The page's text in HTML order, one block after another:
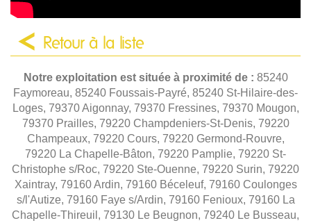
Retour à la liste
Notre exploitation est située à proximité de : 85240
Faymoreau, 85240 Foussais-Payré, 85240 St-Hilaire-des-
Loges, 79370 Aigonnay, 79370 Fressines, 79370 Mougon,
79370 Prailles, 79220 Champdeniers-St-Denis, 79220
Champeaux, 79220 Cours, 79220 Germond-Rouvre,
79220 La Chapelle-Bâton, 79220 Pamplie, 79220 St-
Christophe s/Roc, 79220 Ste-Ouenne, 79220 Surin, 79220
Xaintray, 79160 Ardin, 79160 Béceleuf, 79160 Coulonges
s/l'Autize, 79160 Faye s/Ardin, 79160 Fenioux, 79160 La
Chapelle-Thireuil, 79130 Le Beugnon, 79240 Le Busseau,